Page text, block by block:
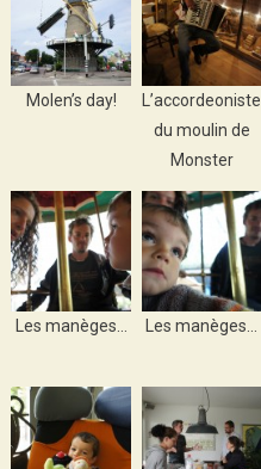
Molen’s day!
L’accordeoniste
du moulin de
Monster
Les manèges… Les manèges…